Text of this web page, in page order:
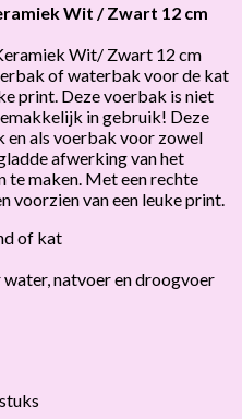
Wit / Zwart 12 cm
Wit/ Zwart 12 cm
of waterbak voor de kat
print. Deze voerbak is niet
in gebruik! Deze
en als voerbak voor zowel
afwerking van het
te maken. Met een rechte
voorzien van een leuke print.
of kat
natvoer en droogvoer